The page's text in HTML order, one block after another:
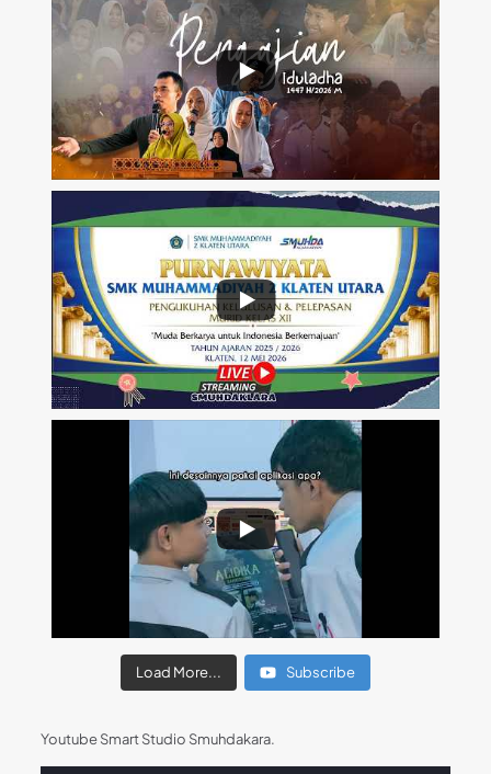
Load More... Subscribe
Youtube Smart Studio Smuhdakara.